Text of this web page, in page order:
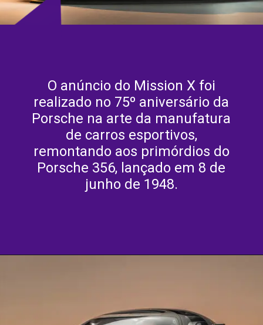
O anúncio do Mission X foi
realizado no 75º aniversário da
Porsche na arte da manufatura
de carros esportivos,
remontando aos primórdios do
Porsche 356, lançado em 8 de
junho de 1948.